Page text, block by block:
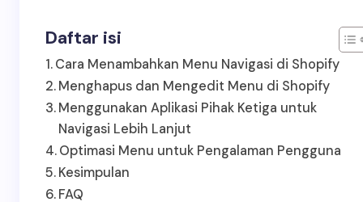
Daftar isi
Cara Menambahkan Menu Navigasi di Shopify
Menghapus dan Mengedit Menu di Shopify
Menggunakan Aplikasi Pihak Ketiga untuk
Navigasi Lebih Lanjut
Optimasi Menu untuk Pengalaman Pengguna
Kesimpulan
FAQ